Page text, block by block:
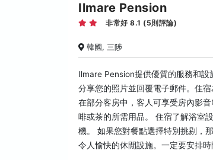
Ilmare Pension
非常好 8.1 (5則評論)
韓國, 三陟
Ilmare Pension提供優質的服務和
分享您的照片並回覆電子郵件。住
在部分客房中，客人可享受房內影
啡或茶的所需用品。 住宿了解浴室
機。 如果您對餐點選擇特別挑剔，
令人愉快的休閒設施。一定要安排